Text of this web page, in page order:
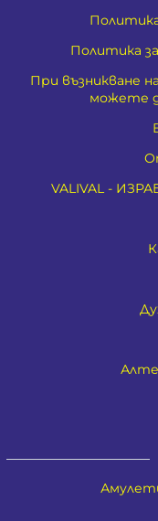
Политика
При възникване
можете
VALIVAL -